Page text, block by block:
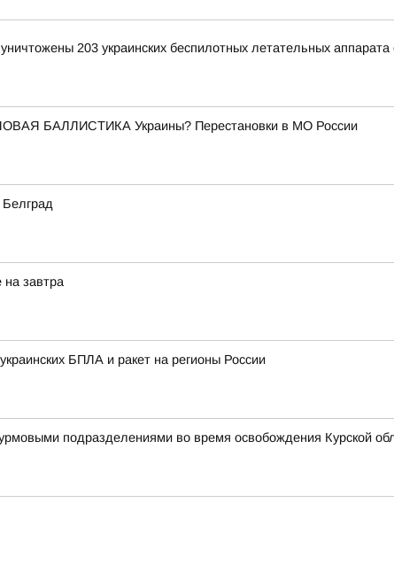
203 украинских беспилотных летательных аппарата
БАЛЛИСТИКА Украины? Перестановки в МО России
на завтра
БПЛА и ракет на регионы России
подразделениями во время освобождения Курской